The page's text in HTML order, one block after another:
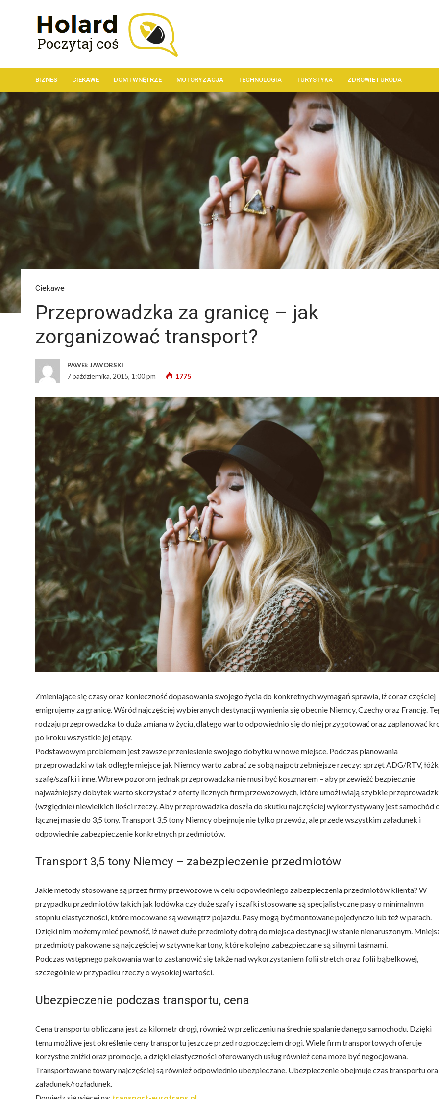
BIZNES CIEKAWE DOM I WNĘTRZE MOTORYZACJA TECHNOLOGIA TURYSTYKA ZDROWIE I URODA
Ciekawe
Przeprowadzka za granicę – jak
zorganizować transport?
PAWEŁ JAWORSKI
7 października, 2015, 1:00 pm 1775
Zmieniające się czasy oraz konieczność dopasowania swojego życia do konkretnych wymagań sprawia, iż coraz częściej
emigrujemy za granicę. Wśród najczęściej wybieranych destynacji wymienia się obecnie Niemcy, Czechy oraz Francję.
rodzaju przeprowadzka to duża zmiana w życiu, dlatego warto odpowiednio się do niej przygotować oraz zaplanować
po kroku wszystkie jej etapy.
Podstawowym problemem jest zawsze przeniesienie swojego dobytku w nowe miejsce. Podczas planowania
przeprowadzki w tak odległe miejsce jak Niemcy warto zabrać ze sobą najpotrzebniejsze rzeczy: sprzęt ADG/RTV,
szafę/szafki i inne. Wbrew pozorom jednak przeprowadzka nie musi być koszmarem – aby przewieźć bezpiecznie
najważniejszy dobytek warto skorzystać z oferty licznych firm przewozowych, które umożliwiają szybkie
(względnie) niewielkich ilości rzeczy. Aby przeprowadzka doszła do skutku najczęściej wykorzystywany jest samochód o
łącznej masie do 3,5 tony. Transport 3,5 tony Niemcy obejmuje nie tylko przewóz, ale przede wszystkim załadunek i
odpowiednie zabezpieczenie konkretnych przedmiotów.
Transport 3,5 tony Niemcy – zabezpieczenie przedmiotów
Jakie metody stosowane są przez firmy przewozowe w celu odpowiedniego zabezpieczenia przedmiotów klienta? W
przypadku przedmiotów takich jak lodówka czy duże szafy i szafki stosowane są specjalistyczne pasy o minimalnym
stopniu elastyczności, które mocowane są wewnątrz pojazdu. Pasy mogą być montowane pojedynczo lub też w parach.
Dzięki nim możemy mieć pewność, iż nawet duże przedmioty dotrą do miejsca destynacji w stanie nienaruszonym.
przedmioty pakowane są najczęściej w sztywne kartony, które kolejno zabezpieczane są silnymi taśmami.
Podczas wstępnego pakowania warto zastanowić się także nad wykorzystaniem folii stretch oraz folii bąbelkowej,
szczególnie w przypadku rzeczy o wysokiej wartości.
Ubezpieczenie podczas transportu, cena
Cena transportu obliczana jest za kilometr drogi, również w przeliczeniu na średnie spalanie danego samochodu. Dzięki
temu możliwe jest określenie ceny transportu jeszcze przed rozpoczęciem drogi. Wiele firm transportowych oferuje
korzystne zniżki oraz promocje, a dzięki elastyczności oferowanych usług również cena może być negocjowana.
Transportowane towary najczęściej są również odpowiednio ubezpieczane. Ubezpieczenie obejmuje czas transportu
załadunek/rozładunek.